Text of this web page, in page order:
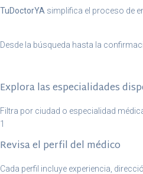
TuDoctorYA simplifica el proceso de
Desde la búsqueda hasta la
Explora las especialidades
Filtra por ciudad o especialidad
1
Revisa el perfil del médico
Cada perfil incluye experiencia,